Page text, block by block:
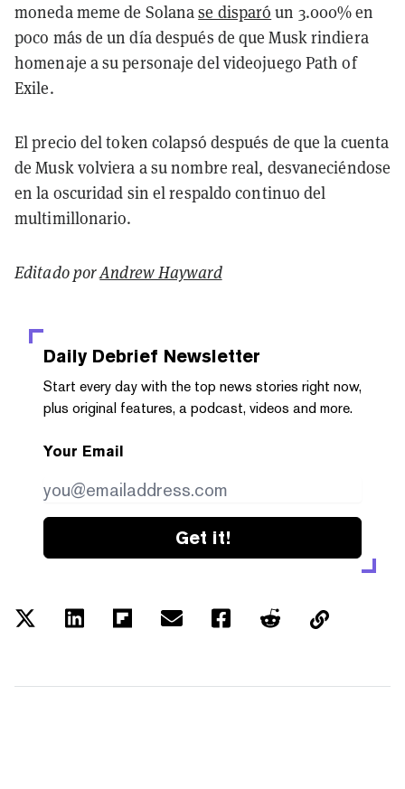
moneda meme de Solanase disparó un 3.000% en
poco más de un día después de que Musk rindiera
homenaje a su personaje del videojuego Path of
Exile.
El precio del token colapsó después de que la cuenta
de Musk volviera a su nombre real, desvaneciéndose
en la oscuridad sin el respaldo continuo del
multimillonario.
Editado porAndrew Hayward
Daily Debrief Newsletter
Start every day with the top news stories right now,
plus original features, a podcast, videos and more.
Your Email
Get it!